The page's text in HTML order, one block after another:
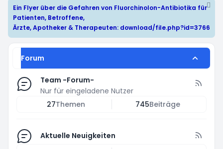
Ein Flyer über die Gefahren von Fluorchinolon-Antibiotika für
Patienten, Betroffene,
Ärzte, Apotheker & Therapeuten: download/file.php?id=3766
Forum
Team -Forum-
Nur für eingeladene Nutzer
27Themen 745Beiträge
Aktuelle Neuigkeiten